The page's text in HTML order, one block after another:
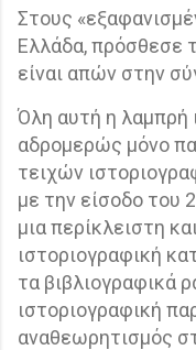
Στους
Ελλάδα, πρόσθεσε
είναι απών στην
Όλη αυτή η λαμπρή
αδρομερώς μόνο
τειχών
με την είσοδο του
μια περίκλειστη
ιστοριογραφική
τα βιβλιογραφικά
ιστοριογραφική
αναθεωρητισμός